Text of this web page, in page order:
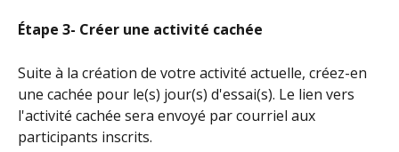
Étape 3- Créer une activité cachée
Suite à la création de votre activité actuelle, créez-en
une cachée pour le(s) jour(s) d'essai(s). Le lien vers
l'activité cachée sera envoyé par courriel aux
participants inscrits.